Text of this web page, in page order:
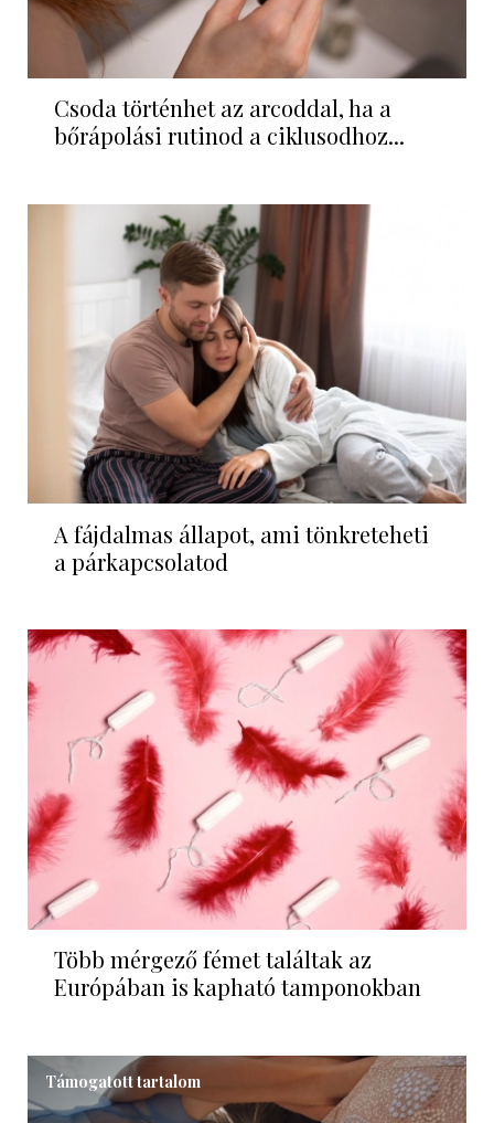
Csoda történhet az arcoddal, ha a
bőrápolási rutinod a ciklusodhoz...
A fájdalmas állapot, ami tönkreteheti
a párkapcsolatod
Több mérgező fémet találtak az
Európában is kapható tamponokban
Támogatott tartalom